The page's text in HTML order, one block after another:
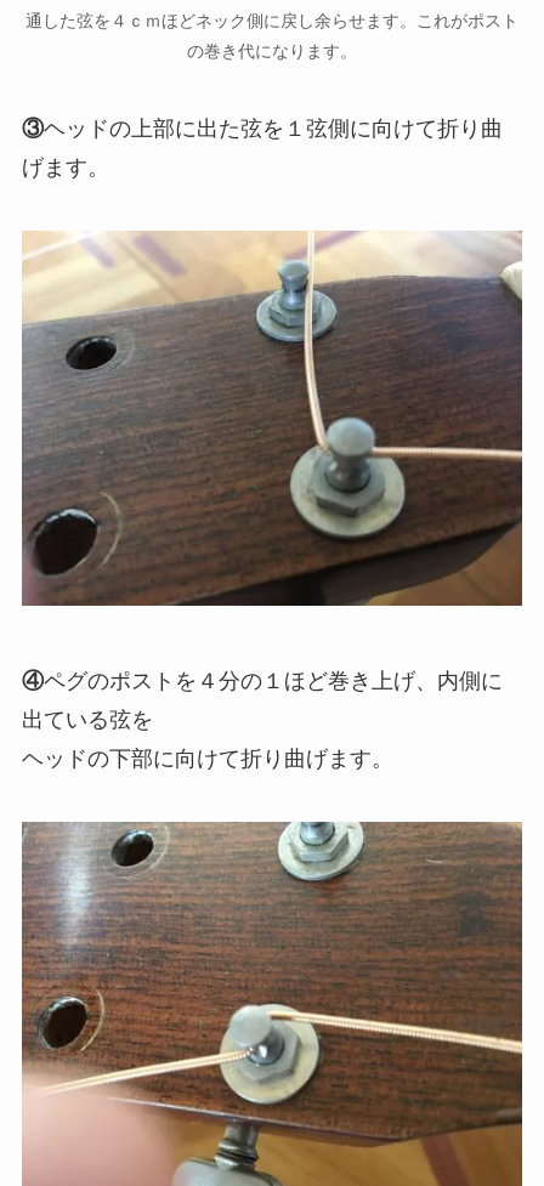
通した弦を４ｃｍほどネック側に戻し余らせます。これがポスト
の巻き代になります。
③ヘッドの上部に出た弦を１弦側に向けて折り曲
げます。
④ペグのポストを４分の１ほど巻き上げ、内側に
出ている弦を
ヘッドの下部に向けて折り曲げます。